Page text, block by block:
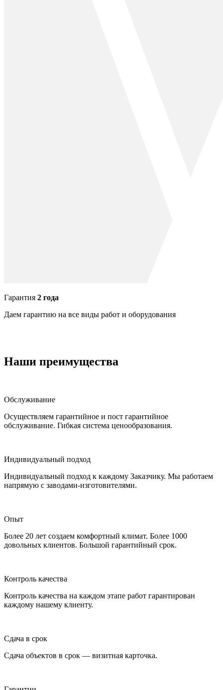
Гарантия 2 года
Даем гарантию на все виды работ и оборудования
Наши преимущества
Обслуживание
Осуществляем гарантийное и пост гарантийное
обслуживание. Гибкая система ценообразования.
Индивидуальный подход
Индивидуальный подход к каждому Заказчику. Мы работаем
напрямую с заводами-изготовителями.
Опыт
Более 20 лет создаем комфортный климат. Более 1000
довольных клиентов. Большой гарантийный срок.
Контроль качества
Контроль качества на каждом этапе работ гарантирован
каждому нашему клиенту.
Сдача в срок
Сдача объектов в срок — визитная карточка.